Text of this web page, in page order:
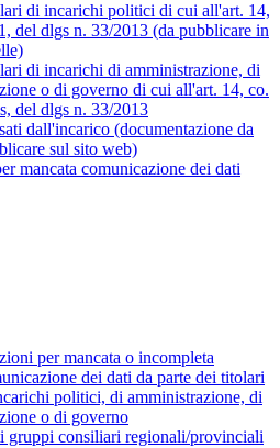
di incarichi politici di cui all'art. 14,
del dlgs n. 33/2013 (da pubblicare in
di incarichi di amministrazione, di
o di governo di cui all'art. 14, co.
del dlgs n. 33/2013
dall'incarico (documentazione da
sul sito web)
mancata comunicazione dei dati
per mancata o incompleta
dei dati da parte dei titolari
politici, di amministrazione, di
o di governo
gruppi consiliari regionali/provinciali